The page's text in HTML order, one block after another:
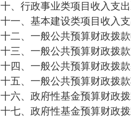
十、行政事业类项目收入支
十一、基本建设类项目收入
十二、一般公共预算财政拨
十三、一般公共预算财政拨
十四、一般公共预算财政拨
十五、一般公共预算财政拨
十六、政府性基金预算财政
十七、政府性基金预算财政